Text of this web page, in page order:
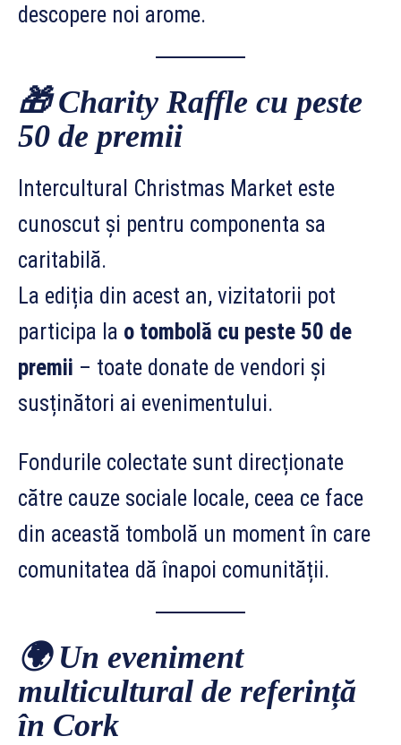
descopere noi arome.
🎁Charity Raffle cu peste
50 de premii
Intercultural Christmas Market este
cunoscut și pentru componenta sa
caritabilă.
La ediția din acest an, vizitatorii pot
participa la o tombolă cu peste 50 de
premii – toate donate de vendori și
susținători ai evenimentului.
Fondurile colectate sunt direcționate
către cauze sociale locale, ceea ce face
din această tombolă un moment în care
comunitatea dă înapoi comunității.
🌍 Un eveniment
multicultural de referință
în Cork